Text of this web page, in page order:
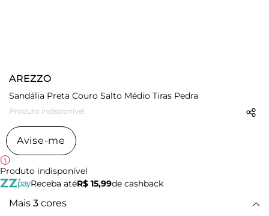
AREZZO
Sandália Preta Couro Salto Médio Tiras Pedra
Produto indisponível
Avise-me
Produto indisponível
Receba atéR$ 15,99de cashback
Mais 3 cores